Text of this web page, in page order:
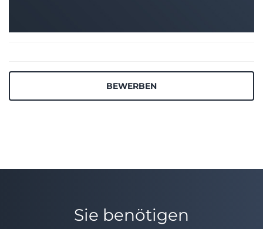
BEWERBEN
Sie benötigen